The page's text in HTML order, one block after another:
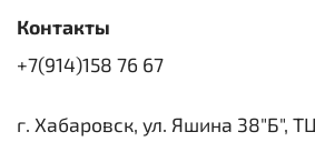
Контакты
+7(914)158 76 67
г. Хабаровск, ул. Яшина 38"Б",